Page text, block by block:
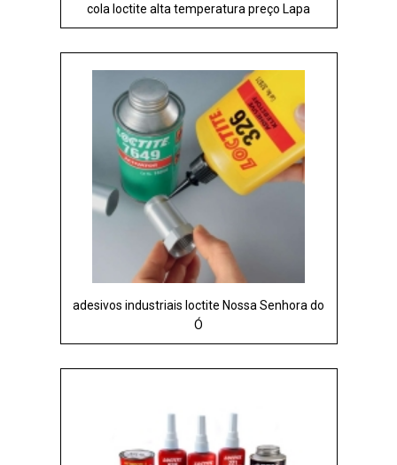
cola loctite alta temperatura preço Lapa
adesivos industriais loctite Nossa Senhora do
Ó